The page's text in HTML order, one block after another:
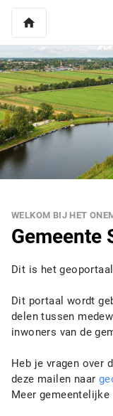
home
WELKOM BIJ HET
Gemeente
Dit is het
Dit portaal wordt
delen tussen
inwoners van de
Heb je vragen over
deze mailen naar
Meer